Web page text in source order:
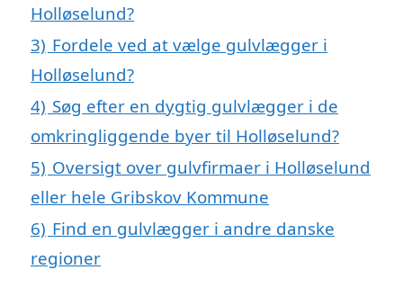
Holløselund?
3) Fordele ved at vælge gulvlægger i
Holløselund?
4) Søg efter en dygtig gulvlægger i de
omkringliggende byer til Holløselund?
5) Oversigt over gulvfirmaer i Holløselund
eller hele Gribskov Kommune
6) Find en gulvlægger i andre danske
regioner